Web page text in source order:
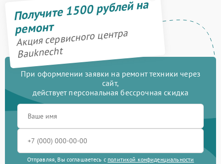
Получите 1500 рублей на
ремонт
Акция сервисного центра
Bauknecht
При оформлении заявки на ремонт техники через
сайт,
действует персональная бессрочная скидка
Отправляя, Вы соглашаетесь с политикой конфиденциальности